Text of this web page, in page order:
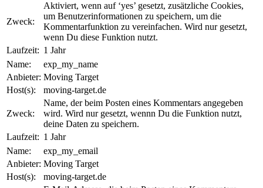
Zweck:
Aktiviert, wenn auf ‘yes’ gesetzt, zusätzliche Cookies,
um Benutzerinformationen zu speichern, um die
Kommentarfunktion zu vereinfachen. Wird nur gesetzt,
wenn Du diese Funktion nutzt.
Laufzeit: 1 Jahr
Name:
exp_my_name
Anbieter: Moving Target
Host(s):
moving-target.de
Zweck:
Name, der beim Posten eines Kommentars angegeben
wird. Wird nur gesetzt, wennn Du die Funktion nutzt,
deine Daten zu speichern.
Laufzeit: 1 Jahr
Name:
exp_my_email
Anbieter: Moving Target
Host(s):
moving-target.de